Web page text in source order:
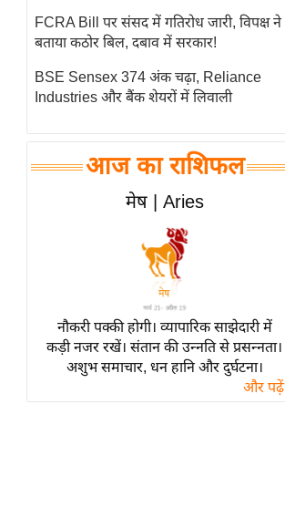
महिमा/
धर्मस्थल
व्रत
त्योहार
राशिफल
विशेष
FCRA Bill पर संसद में गतिरोध जारी, विपक्ष ने
बताया कठोर बिल, दबाव में सरकार!
BSE Sensex 374 अंक चढ़ा, Reliance
Industries और बैंक शेयरों में लिवाली
आज का राशिफल
मेष | Aries
नौकरी पक्की होगी। व्यापारिक साझेदारी में
कड़ी नजर रखें। संतान की उन्नति से प्रसन्नता।
अशुभ समाचार, धन हानि और दुर्घटना।
और पढ़ें